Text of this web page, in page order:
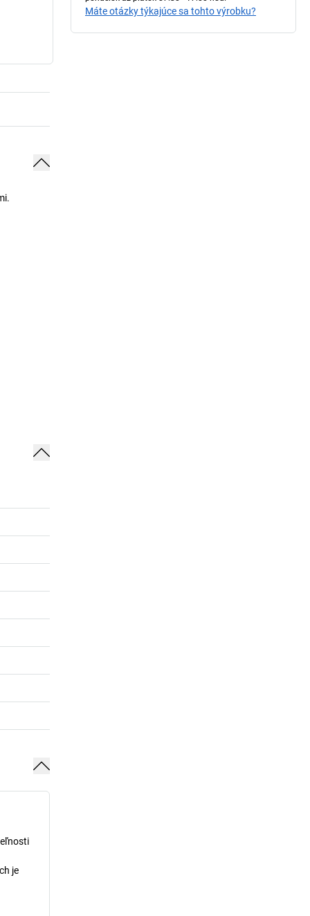
je
Máte otázky týkajúce sa tohto výrobku?